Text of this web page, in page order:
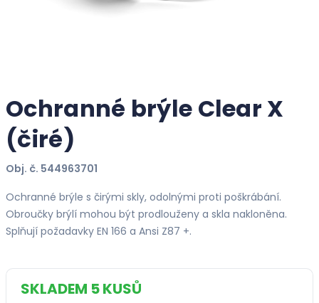
Ochranné brýle Clear X
(čiré)
Obj. č. 544963701
Ochranné brýle s čirými skly, odolnými proti poškrábání.
Obroučky brýlí mohou být prodlouženy a skla nakloněna.
Splňují požadavky EN 166 a Ansi Z87 +.
SKLADEM 5 KUSŮ